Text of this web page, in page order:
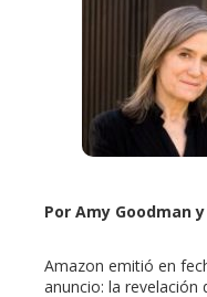
Por Amy Goodman
Amazon emitió en
anuncio: la revelación